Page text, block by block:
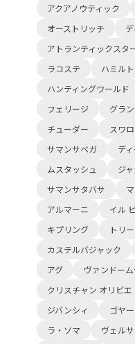
アクアノウティック
オーストリッチ
アトランティックスタ
ラコステ
ハミル
ハンティングワールド
フェリージ
グラ
チューダー
スワ
サマンサベガ
デ
ムスタッシュ
ジ
サマンサタバサ
アルマーニ
イル
キプリング
トリ
カステルバジャック
アグ
ヴァンドー
クリスチャン オリビエ
ジバンシィ
ゴヤ
ラ・ソマ
ヴェル